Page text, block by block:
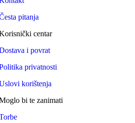
pitanja
centar
i povrat
privatnosti
korištenja
bi te zanimati